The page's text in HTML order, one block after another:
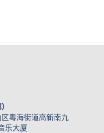
粤海街道高新南九
乐大厦